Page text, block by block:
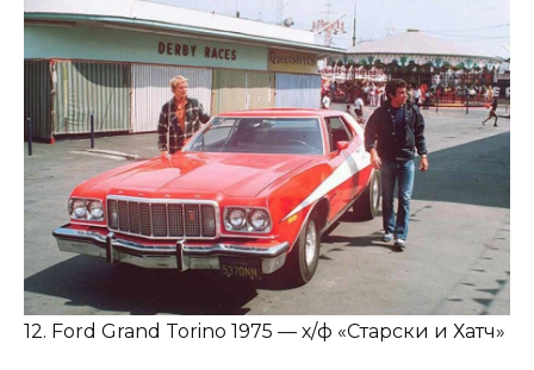
12. Ford Grand Torino 1975 — х/ф «Старски и Хатч»